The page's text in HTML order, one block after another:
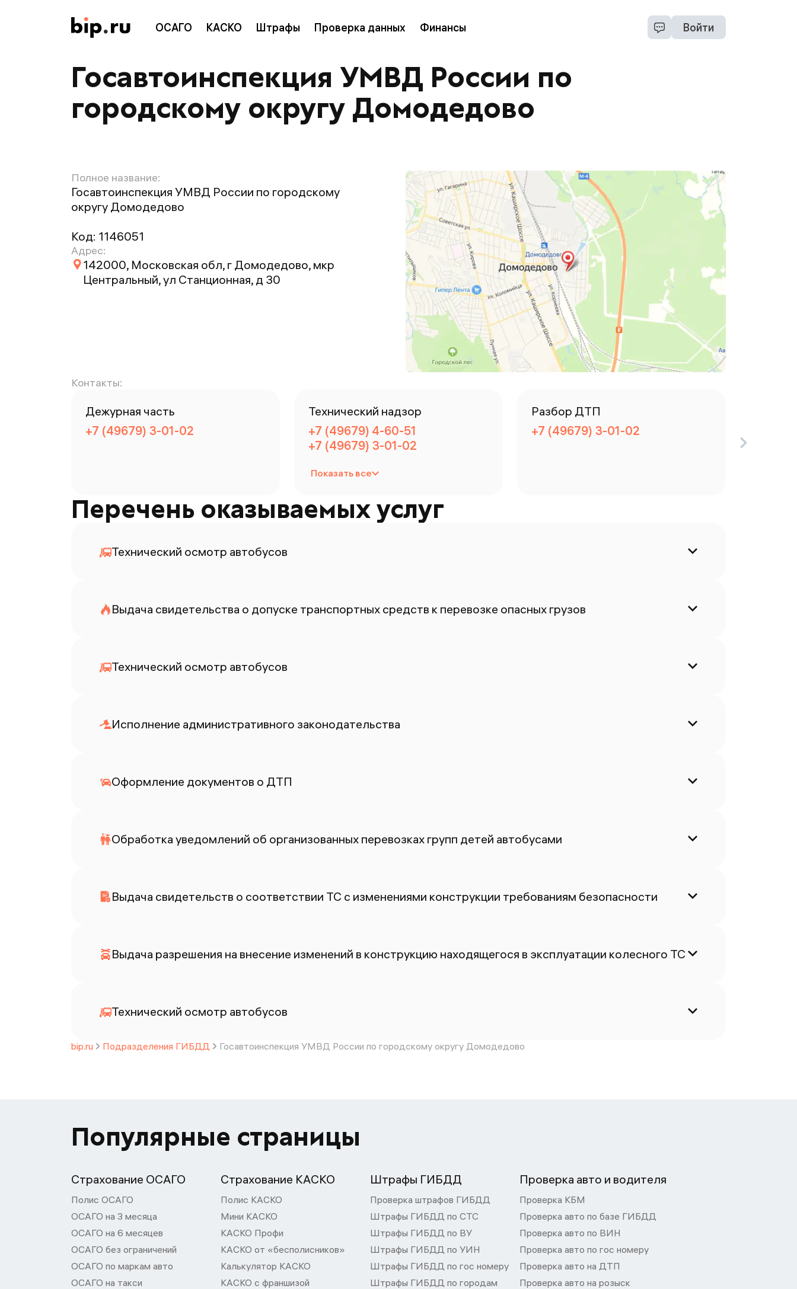
ОСАГО КАСКО Штрафы Проверка данных Финансы Войти
Госавтоинспекция УМВД России по
городскому округу Домодедово
Полное название:
Госавтоинспекция УМВД России по городскому
округу Домодедово
Код: 1146051
Адрес:
142000, Московская обл, г Домодедово, мкр
Центральный, ул Станционная, д 30
Контакты:
Дежурная часть
+7 (49679) 3-01-02
Технический надзор
+7 (49679) 4-60-51
+7 (49679) 3-01-02
Показать все
Разбор ДТП
+7 (49679) 3-01-02
Перечень оказываемых услуг
Технический осмотр автобусов
Выдача свидетельства о допуске транспортных средств к перевозке опасных грузов
Технический осмотр автобусов
Исполнение административного законодательства
Оформление документов о ДТП
Обработка уведомлений об организованных перевозках групп детей автобусами
Выдача свидетельств о соответствии ТС с изменениями конструкции требованиям безопасности
Выдача разрешения на внесение изменений в конструкцию находящегося в эксплуатации колесного ТС
Технический осмотр автобусов
bip.ru Подразделения ГИБДД Госавтоинспекция УМВД России по городскому округу Домодедово
Популярные страницы
Страхование ОСАГО
Полис ОСАГО
ОСАГО на 3 месяца
ОСАГО на 6 месяцев
ОСАГО без ограничений
ОСАГО по маркам авто
ОСАГО на такси
Страхование КАСКО
Полис КАСКО
Мини КАСКО
КАСКО Профи
КАСКО от «бесполисников»
Калькулятор КАСКО
КАСКО с франшизой
Штрафы ГИБДД
Проверка штрафов ГИБДД
Штрафы ГИБДД по СТС
Штрафы ГИБДД по ВУ
Штрафы ГИБДД по УИН
Штрафы ГИБДД по гос номеру
Штрафы ГИБДД по городам
Проверка авто и водителя
Проверка КБМ
Проверка авто по базе ГИБДД
Проверка авто по ВИН
Проверка авто по гос номеру
Проверка авто на ДТП
Проверка авто на розыск